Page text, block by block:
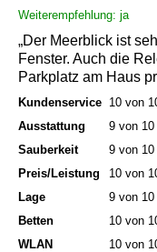
Weiterempfehlung: ja
„Der Meerblick ist
Fenster. Auch die
Parkplatz am Haus
Kundenservice 10 von
Ausstattung
9 von 10
Sauberkeit
9 von 10
Preis/Leistung
10 von
Lage
9 von 10
Betten
10 von
WLAN
10 von